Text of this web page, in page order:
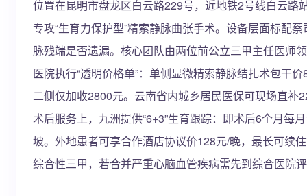
位置在昆明市盘龙区白云路229号，近地铁2号线白云
专攻“生育力保护型”精索静脉曲张手术。设备层面标配
脉残端是否遗漏。核心团队由两位前公立三甲主任医师
医院执行“透明价格单”：单侧显微精索静脉结扎术包干
二侧仅加收2800元。云南省内城乡居民医保可现场直
术后服务上，九洲提供“6+3”生育跟踪：即术后6个月
坡。外地患者可享合作酒店协议价128元/晚，最长可续
综合性三甲，若合并严重心脑血管疾病需先到综合医院